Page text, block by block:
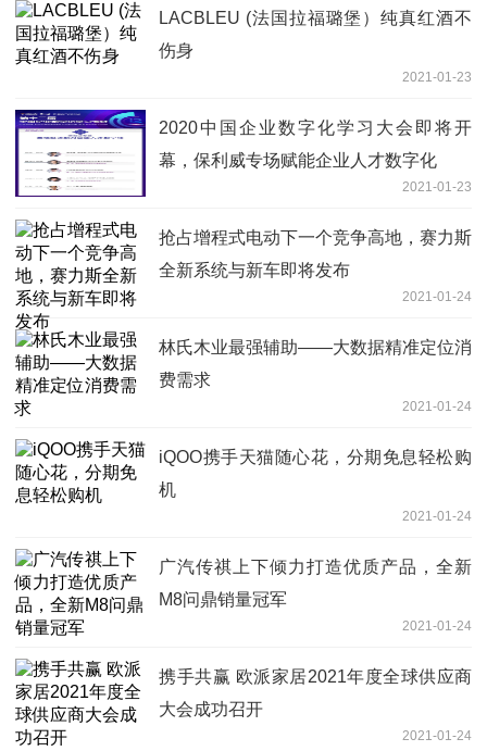
LACBLEU (法国拉福璐堡）纯真红酒不
伤身
2021-01-23
2020中国企业数字化学习大会即将开
幕，保利威专场赋能企业人才数字化
2021-01-23
抢占增程式电动下一个竞争高地，赛力斯
全新系统与新车即将发布
2021-01-24
林氏木业最强辅助——大数据精准定位消
费需求
2021-01-24
iQOO携手天猫随心花，分期免息轻松购
机
2021-01-24
广汽传祺上下倾力打造优质产品，全新
M8问鼎销量冠军
2021-01-24
携手共赢 欧派家居2021年度全球供应商
大会成功召开
2021-01-24